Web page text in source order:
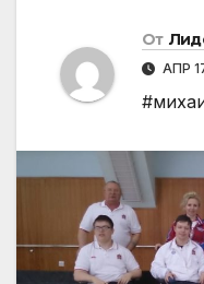
От
АПР